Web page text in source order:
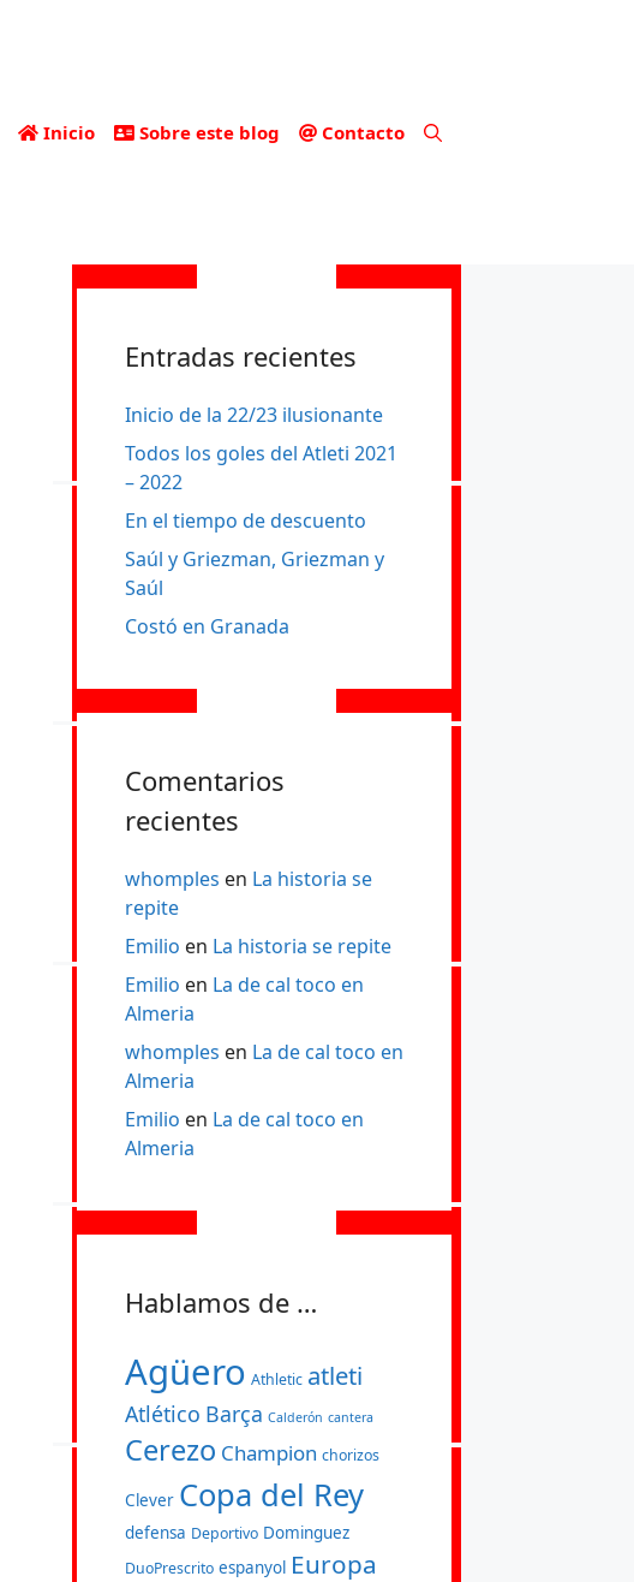
Inicio Sobre este blog Contacto
Entradas recientes
Inicio de la 22/23 ilusionante
Todos los goles del Atleti 2021
– 2022
En el tiempo de descuento
Saúl y Griezman, Griezman y
Saúl
Costó en Granada
Comentarios
recientes
whomples en La historia se
repite
Emilio en La historia se repite
Emilio en La de cal toco en
Almeria
whomples en La de cal toco en
Almeria
Emilio en La de cal toco en
Almeria
Hablamos de …
Agüero Athletic atleti
Atlético Barça Calderón cantera
Cerezo Champion chorizos
Clever Copa del Rey
defensa Deportivo Dominguez
DuoPrescrito espanyol Europa